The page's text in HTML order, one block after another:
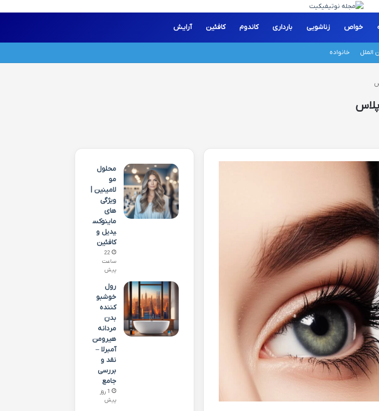
خواص زناشویی بارداری کاندوم کافئین آرایش
الملل خانواده
محلول
مو
لامینین |
ویژگی
های
ماینوکس
یدیل و
کافئین
22
ساعت
پیش
رول
خوشبو
کننده
بدن
مردانه
هیرومن
آمبرلا –
نقد و
بررسی
جامع
1 روز
پیش